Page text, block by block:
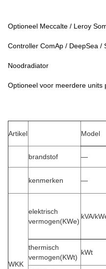
Optioneel Meccalte / Leroy
Controller ComAp / DeepSea /
Noodradiator
Optioneel voor meerdere units
Artikel Model
brandstof —
kenmerken —
WKK
elektrisch
vermogen(KWe)
kVA/
thermisch
vermogen(KWt)
kWt